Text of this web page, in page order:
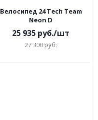
Велосипед 24 Tech Team
Neon D
25 935 руб./шт
27 300руб.